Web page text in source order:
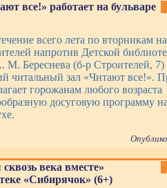
все!» работает на бульваре
всего лета по вторникам
напротив Детской
М. Береснева (б-р Строителей, 7)
читальный зал «Читают все!».
горожанам любого возраста
досуговую программу
века вместе»
«Сибирячок» (6+)